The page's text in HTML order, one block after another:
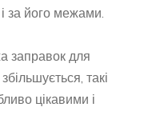
за його межами.
заправок для
такі
цікавими і